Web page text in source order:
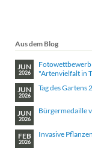
Aus dem Blog
JUN
2026
Fotowettbewerb
"Artenvielfalt in
JUN
2026
Tag des Gartens
JUN
2026
Bürgermedaille
FEB
2026
Invasive